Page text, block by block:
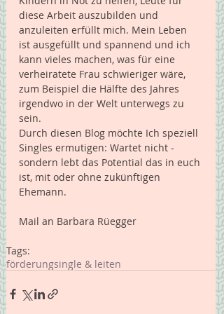
diese Arbeit auszubilden und
anzuleiten erfüllt mich. Mein Leben
ist ausgefüllt und spannend und ich
kann vieles machen, was für eine
verheiratete Frau schwieriger wäre,
zum Beispiel die Hälfte des Jahres
irgendwo in der Welt unterwegs zu
sein.
Durch diesen Blog möchte Ich speziell
Singles ermutigen: Wartet nicht -
sondern lebt das Potential das in euch
ist, mit oder ohne zukünftigen
Ehemann.
Mail an Barbara Rüegger
Tags:
förderungsingle & leiten